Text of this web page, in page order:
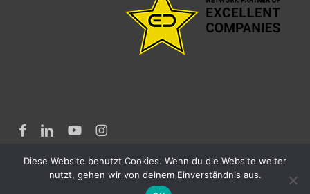
facebooklinkedinyoutubeinstagram
Diese Website benutzt Cookies. Wenn du die Website weiter
nutzt, gehen wir von deinem Einverständnis aus.